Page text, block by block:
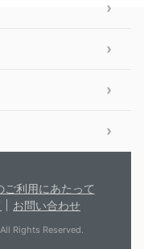
ご利用にあたって
お問い合わせ
Rights Reserved.